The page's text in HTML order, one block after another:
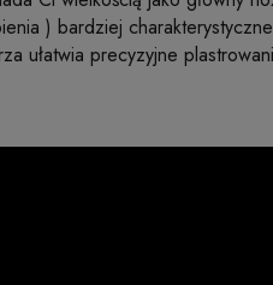
) bardziej
ułatwia precyzyjne